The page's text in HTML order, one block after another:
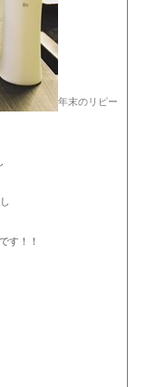
年末のリピー
す！！